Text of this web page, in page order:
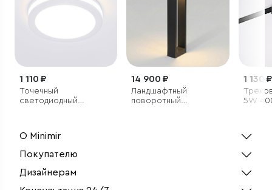
1 110 ₽
Точечный
светодиодный
14 900 ₽
Ландшафтный
поворотный
1 130 ₽
5W
О Minimir
Покупателю
Дизайнерам